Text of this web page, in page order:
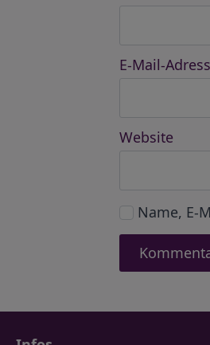
E-Mail-
Website
Name, E-